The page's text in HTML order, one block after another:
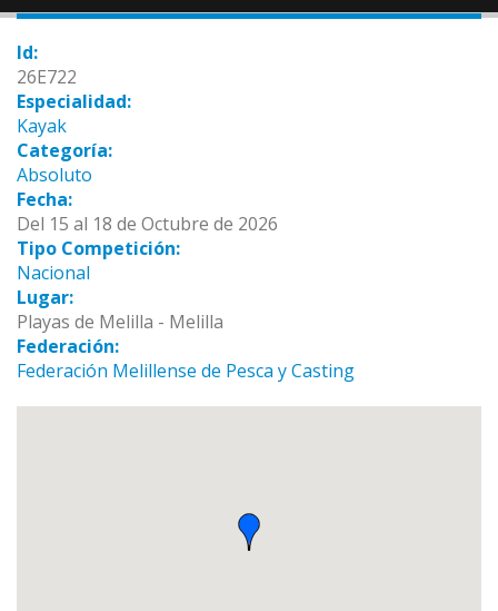
Id:
26E722
Especialidad:
Kayak
Categoría:
Absoluto
Fecha:
Del 15 al 18 de Octubre de 2026
Tipo Competición:
Nacional
Lugar:
Playas de Melilla - Melilla
Federación:
Federación Melillense de Pesca y Casting